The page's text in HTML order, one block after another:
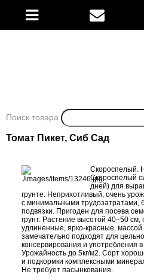
Поиск товара
Томат Пикет, Сиб Сад
Скороспелый.
Скороспелый
дней) для
грунте. Неприхотливый, очень
с минимальными трудозатратами,
подвязки. Пригоден для посева
грунт. Растение высотой 40–50 см,
удлиненные, ярко-красные, массой
замечательно подходят для
консервирования и употре­бле­ния
Урожайность до 5кг/м2. Сорт
и подкормки комплексными
Не требует пасынкования.